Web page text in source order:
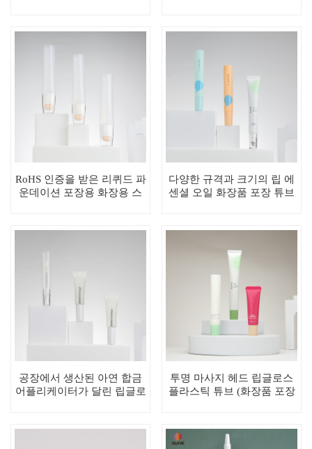
RoHS 인증을 받은 리퀴드 파
운데이션 포장용 화장용 스
다양한 규격과 크기의 립 에
센셜 오일 화장품 포장 튜브
공장에서 생산된 아연 합금
어플리케이터가 달린 립글로
투명 마사지 헤드 립글로스
플라스틱 튜브 (화장품 포장